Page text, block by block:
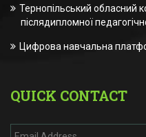
Тернопільський обласний
післядипломної
Цифрова навчальна
QUICK CONTACT